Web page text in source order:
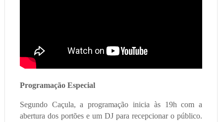
Programação Especial
Segundo Caçula, a programação inicia às 19h com a
abertura dos portões e um DJ para recepcionar o público.